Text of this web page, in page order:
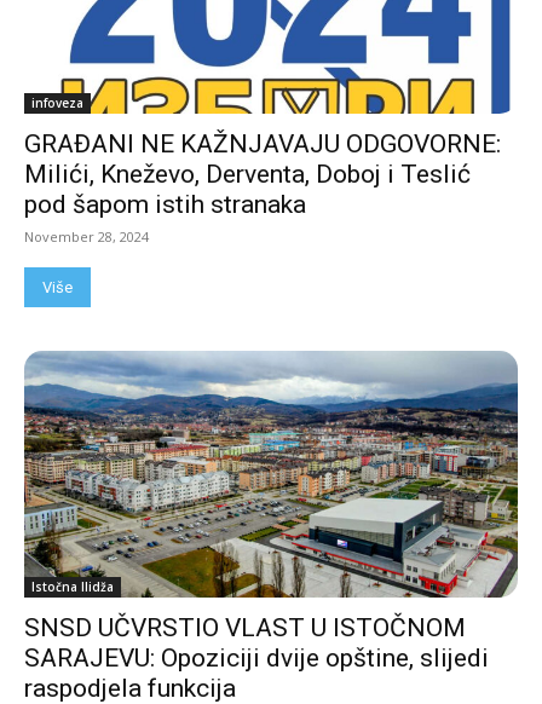
infoveza
GRAĐANI NE KAŽNJAVAJU ODGOVORNE:
Milići, Kneževo, Derventa, Doboj i Teslić
pod šapom istih stranaka
November 28, 2024
Više
Istočna Ilidža
SNSD UČVRSTIO VLAST U ISTOČNOM
SARAJEVU: Opoziciji dvije opštine, slijedi
raspodjela funkcija